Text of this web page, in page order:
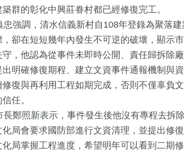
群的彰化中興莊眷村都已經修復完工。
強調，清水信義新村自108年登錄為聚落
，卻在短短幾年內發生不可逆的破壞，顯示
守，他認為從事件未即時公開、責任歸拆除
出明確修復期程、建立文資事件通報機制與
修復與再利用工程如期完成，否則不僅辜負
任。
鄭照新表示，事件發生後他沒有專程去拆
化局會要求國防部進行文資清理，並提出修
局掌握工程進度，希望明年可以看到二期修